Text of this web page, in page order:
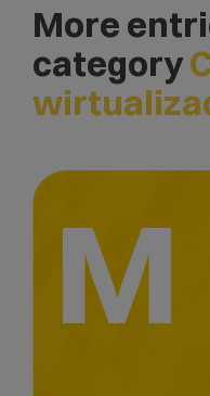
More
category
M